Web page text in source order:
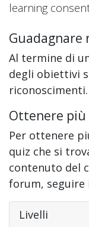
learning
Guadagnare
Al termine di
degli obiettivi
riconoscimenti.
Ottenere
Per ottenere
quiz che si
contenuto del
forum, seguire
Livelli